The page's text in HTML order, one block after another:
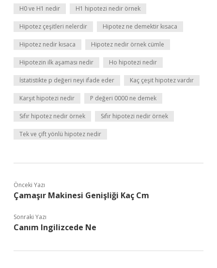
H0 ve H1 nedir H1 hipotezi nedir örnek
Hipotez çeşitleri nelerdir Hipotez ne demektir kısaca
Hipotez nedir kısaca Hipotez nedir örnek cümle
Hipotezin ilk aşaması nedir Ho hipotezi nedir
İstatistikte p değeri neyi ifade eder Kaç çeşit hipotez vardır
Karşıt hipotezi nedir P değeri 0000 ne demek
Sıfır hipotez nedir örnek Sıfır hipotezi nedir örnek
Tek ve çift yönlü hipotez nedir
Önceki Yazı
Çamaşır Makinesi Genişliği Kaç Cm
Sonraki Yazı
Canım Ingilizcede Ne